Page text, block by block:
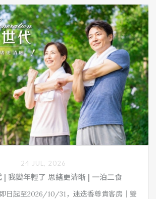
| 我變年輕了 思緒更清晰 | 一泊二食
日起至2026/10/31，迷迭香尊貴客房｜雙
24 JUL, 2026